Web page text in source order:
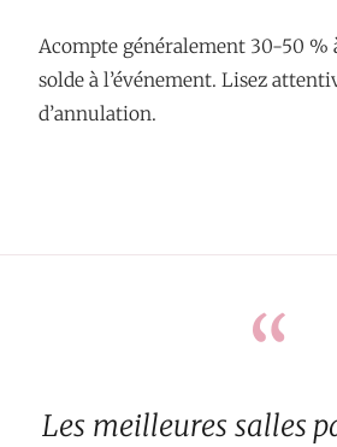
Acompte généralement 30-50 %
solde à l’événement. Lisez
d’annulation.
“
Les meilleures salles